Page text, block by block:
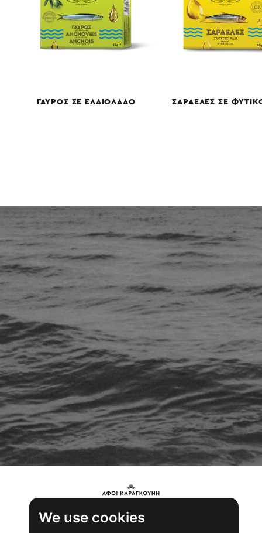
We use cookies
ΓΑΥΡΟΣ ΣΕ ΕΛΑΙΟΛΑΔΟ ΣΑΡΔΕΛΕΣ ΣΕ